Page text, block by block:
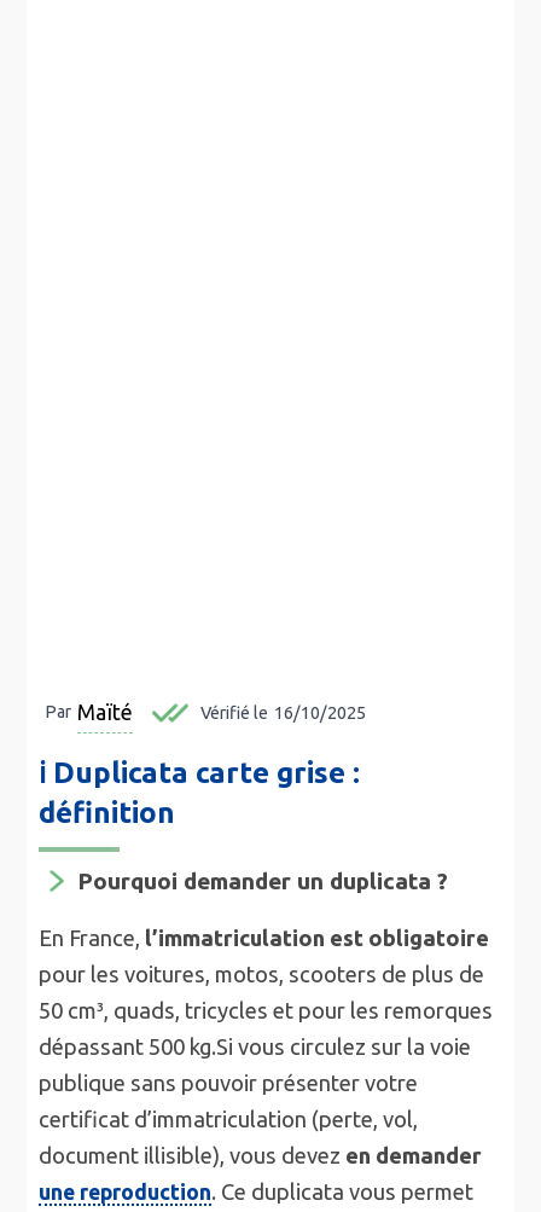
Par Maïté Vérifié le 16/10/2025
ℹ️ Duplicata carte grise :
définition
Pourquoi demander un duplicata ?
En France, l’immatriculation est obligatoire
pour les voitures, motos, scooters de plus de
50 cm³, quads, tricycles et pour les remorques
dépassant 500 kg.Si vous circulez sur la voie
publique sans pouvoir présenter votre
certificat d’immatriculation (perte, vol,
document illisible), vous devez en demander
une reproduction. Ce duplicata vous permet